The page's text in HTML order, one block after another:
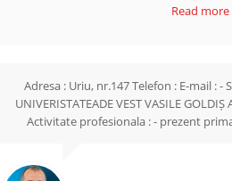
Read more
Adresa : Uriu, nr.147 Telefon : E-mail : -
UNIVERISTATEADE VEST VASILE GOLDIȘ
Activitate profesionala : - prezent